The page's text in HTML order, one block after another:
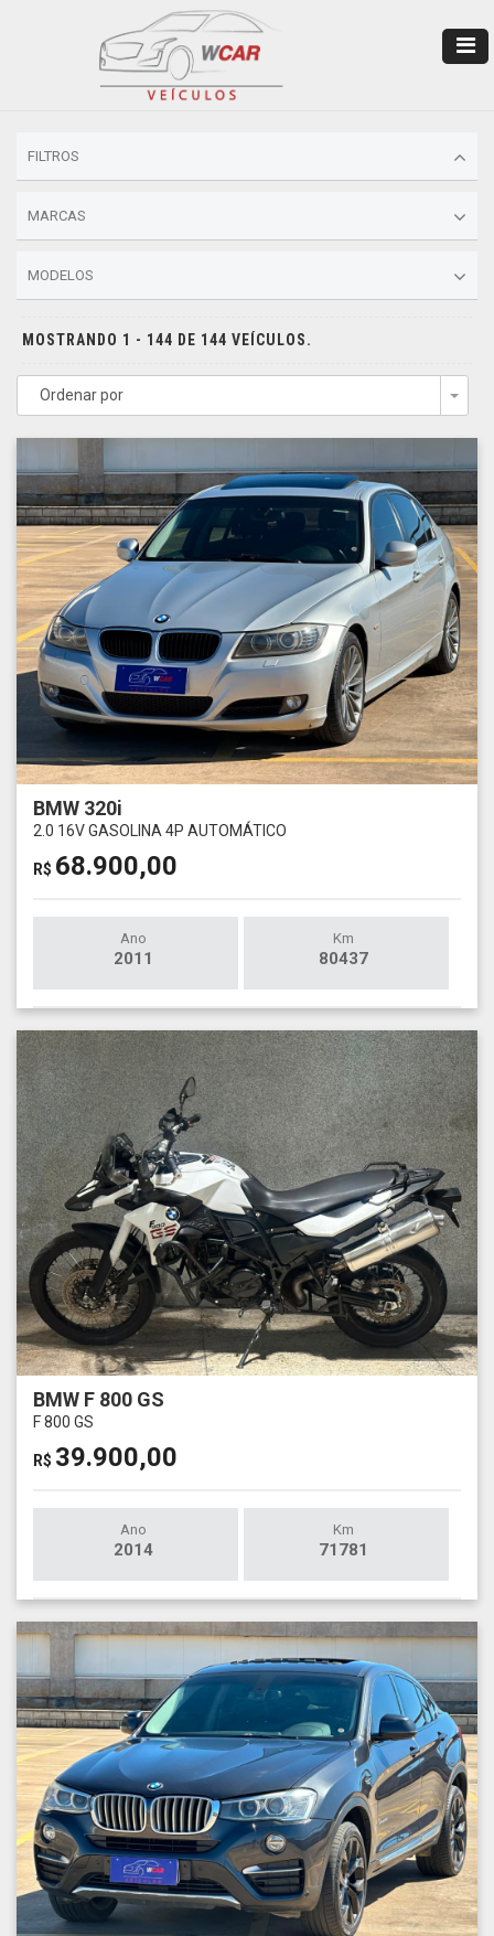
FILTROS
MARCAS
MODELOS
MOSTRANDO 1 - 144 DE 144 VEÍCULOS.
Ordenar por
BMW 320i
2.0 16V GASOLINA 4P AUTOMÁTICO
R$ 68.900,00
Ano
2011
Km
80437
BMW F 800 GS
F 800 GS
R$ 39.900,00
Ano
2014
Km
71781